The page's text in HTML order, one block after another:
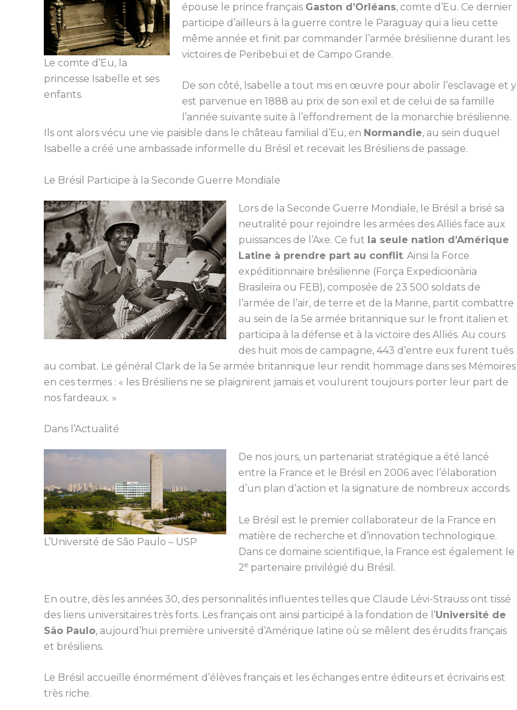
Le comte d’Eu, la
princesse Isabelle et ses
enfants.
épouse le prince français Gaston d’Orléans, comte d’Eu. Ce dernier
participe d’ailleurs à la guerre contre le Paraguay qui a lieu cette
même année et finit par commander l’armée brésilienne durant les
victoires de Peribebui et de Campo Grande.
De son côté, Isabelle a tout mis en œuvre pour abolir l’esclavage et y
est parvenue en 1888 au prix de son exil et de celui de sa famille
l’année suivante suite à l’effondrement de la monarchie brésilienne.
Ils ont alors vécu une vie paisible dans le château familial d’Eu, en Normandie, au sein duquel
Isabelle a créé une ambassade informelle du Brésil et recevait les Brésiliens de passage.
Le Brésil Participe à la Seconde Guerre Mondiale
Lors de la Seconde Guerre Mondiale, le Brésil a brisé sa
neutralité pour rejoindre les armées des Alliés face aux
puissances de l’Axe. Ce fut la seule nation d’Amérique
Latine à prendre part au conflit. Ainsi la Force
expéditionnaire brésilienne (Força Expedicionària
Brasileira ou FEB), composée de 23 500 soldats de
l’armée de l’air, de terre et de la Marine, partit combattre
au sein de la 5e armée britannique sur le front italien et
participa à la défense et à la victoire des Alliés. Au cours
des huit mois de campagne, 443 d’entre eux furent tués
au combat. Le général Clark de la 5e armée britannique leur rendit hommage dans ses Mémoires
en ces termes : « les Brésiliens ne se plaignirent jamais et voulurent toujours porter leur part de
nos fardeaux. »
Dans l’Actualité
L’Université de São Paulo – USP
De nos jours, un partenariat stratégique a été lancé
entre la France et le Brésil en 2006 avec l’élaboration
d’un plan d’action et la signature de nombreux accords.
Le Brésil est le premier collaborateur de la France en
matière de recherche et d’innovation technologique.
Dans ce domaine scientifique, la France est également le
2e partenaire privilégié du Brésil.
En outre, dès les années 30, des personnalités influentes telles que Claude Lévi-Strauss ont tissé
des liens universitaires très forts. Les français ont ainsi participé à la fondation de l’Université de
São Paulo, aujourd’hui première université d’Amérique latine où se mêlent des érudits français
et brésiliens.
Le Brésil accueille énormément d’élèves français et les échanges entre éditeurs et écrivains est
très riche.